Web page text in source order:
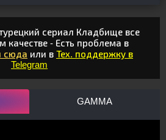
сериал Кладбище все
качестве - Есть проблема в
сюда или в Тех. поддержку в
Telegram
GAMMA